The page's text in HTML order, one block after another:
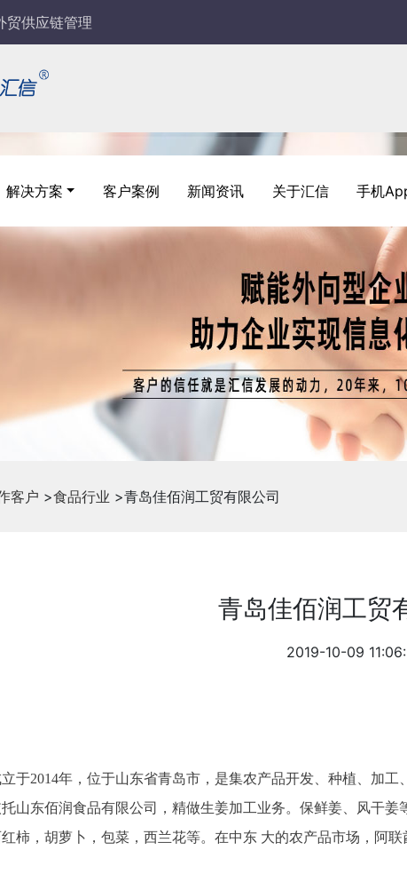
贸供应链管理
解决方案 客户案例 新闻资讯 关于汇信 手机
客户 >食品行业 >青岛佳佰润工贸有限公司
青岛佳佰润工贸
2019-10-09
于2014年，位于山东省青岛市，是集农产品开发、种植、加
山东佰润食品有限公司，精做生姜加工业务。保鲜姜、风干
柿，胡萝卜，包菜，西兰花等。在中东 大的农产品市场，阿联